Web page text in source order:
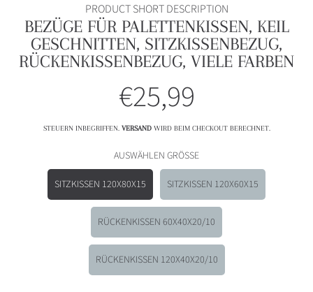
PRODUCT SHORT DESCRIPTION
BEZÜGE FÜR PALETTENKISSEN, KEIL
GESCHNITTEN, SITZKISSENBEZUG,
RÜCKENKISSENBEZUG, VIELE FARBEN
Normalpreis
€25,99
STEUERN INBEGRIFFEN. VERSANDWIRD BEIM CHECKOUT BERECHNET.
AUSWÄHLEN GRÖSSE
SITZKISSEN 120X80X15 SITZKISSEN 120X60X15
RÜCKENKISSEN 60X40X20/10
RÜCKENKISSEN 120X40X20/10